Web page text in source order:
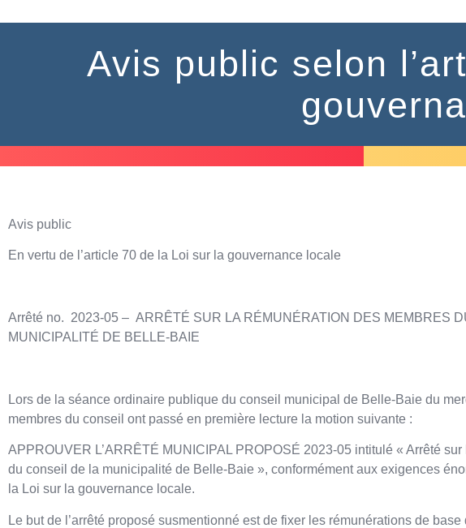
Avis public selon
Avis public
En vertu de l’article 70 de la Loi sur la gouvernance locale
Arrêté no. 2023-05 – ARRÊTÉ SUR LA RÉMUNÉRATION DES MEMBRES
MUNICIPALITÉ DE BELLE-BAIE
Lors de la séance ordinaire publique du conseil municipal de Belle-Baie du
membres du conseil ont passé en première lecture la motion suivante :
APPROUVER L’ARRÊTÉ MUNICIPAL PROPOSÉ 2023-05 intitulé « Arrêté
du conseil de la municipalité de Belle-Baie », conformément aux exigences
la Loi sur la gouvernance locale.
Le but de l’arrêté proposé susmentionné est de fixer les rémunérations de